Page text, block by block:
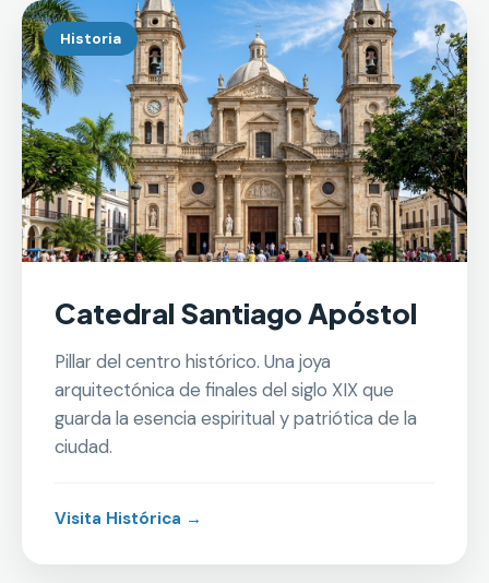
Historia
Catedral Santiago Apóstol
Pillar del centro histórico. Una joya
arquitectónica de finales del siglo XIX que
guarda la esencia espiritual y patriótica de la
ciudad.
Visita Histórica →